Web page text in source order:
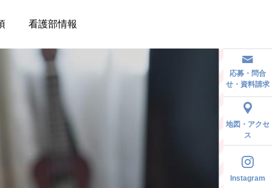
看護部情報
応募・問合
せ・資料請求
地図・アクセ
ス
Instagram